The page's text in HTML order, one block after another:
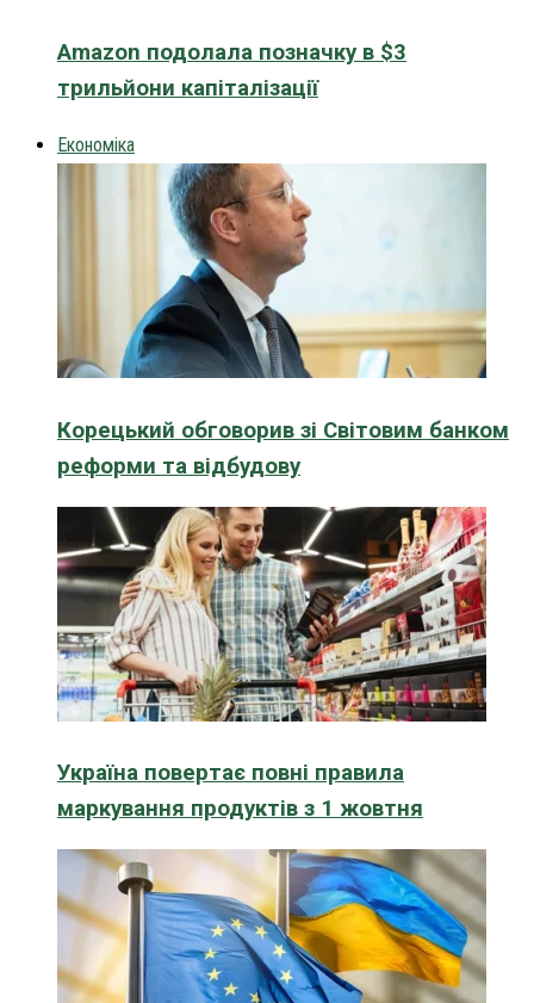
Amazon подолала позначку в $3
трильйони капіталізації
Економіка
Корецький обговорив зі Світовим банком
реформи та відбудову
Україна повертає повні правила
маркування продуктів з 1 жовтня